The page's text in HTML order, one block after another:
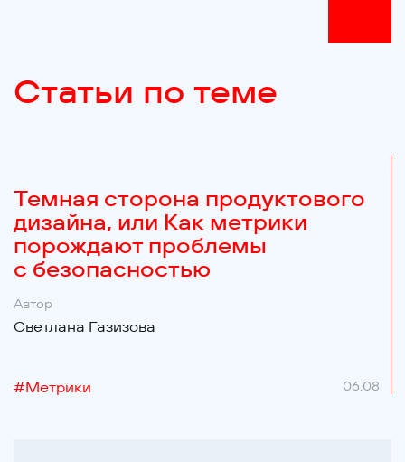
Статьи по теме
Темная сторона продуктового
дизайна, или Как метрики
порождают проблемы
с безопасностью
Автор
Светлана Газизова
#Метрики 06.08